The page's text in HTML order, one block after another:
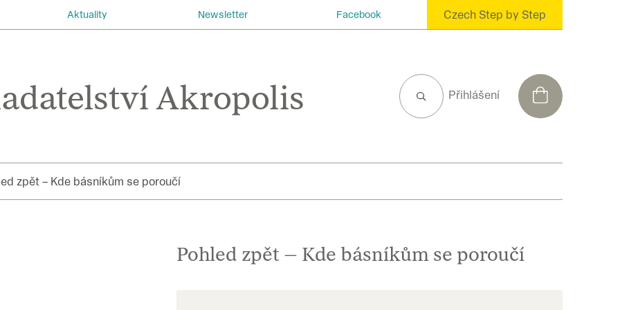
Aktuality Newsletter Facebook Czech Step by Step
Přihlášení
KOŠÍK
zpět – Kde básníkům se poroučí
Pohled zpět – Kde básníkům se poroučí